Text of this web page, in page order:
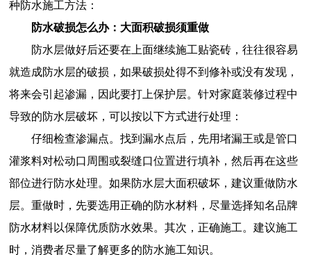
种防水施工方法：
防水破损怎么办：大面积破损须重做
防水层做好后还要在上面继续施工贴瓷砖 ，往往很容易
就造成防水层的破损，如果破损处得不到修补或没有发现，
将来会引起渗漏，因此要打上保护层。针对家庭装修过程中
导致的防水层破坏，可以按以下方式进行处理：
仔细检查渗漏点。找到漏水点后，先用堵漏王或是管口
灌浆料对松动口周围或裂缝口位置进行填补，然后再在这些
部位进行防水处理。如果防水层大面积破坏，建议重做防水
层。重做时，先要选用正确的防水材料，尽量选择知名品牌
防水材料以保障优质防水效果。其次，正确施工。建议施工
时，消费者尽量了解更多的防水施工知识。